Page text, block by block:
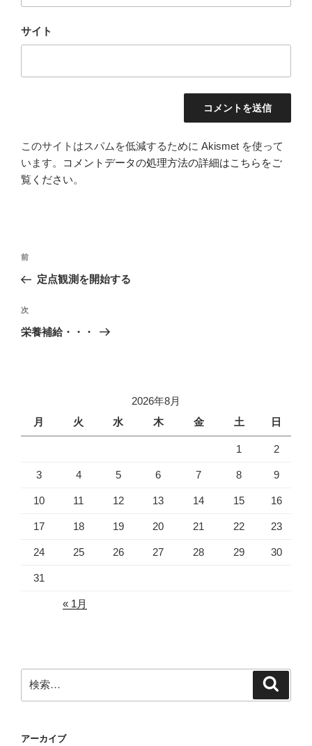
サイト
このサイトはスパムを低減するために Akismet を使って
います。
コメントデータの処理方法の詳細はこちらをご
覧ください。
投
ナ
ビ
ゲ
前
の
稿
前
定点観測を開始する
次
の
次
栄養補給・・・
2026年8月
月
火 水 木 金 土 日
1 2
3 4 5 6 7 8 9
10 11 12 13 14 15 16
17 18 19 20 21 22 23
24 25 26 27 28 29 30
31
« 1月
索:
アーカイブ